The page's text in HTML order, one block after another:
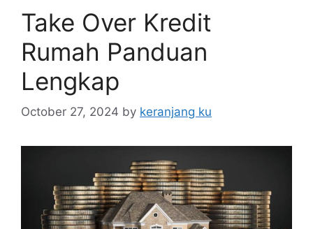
Take Over Kredit
Rumah Panduan
Lengkap
October 27, 2024 by keranjang ku